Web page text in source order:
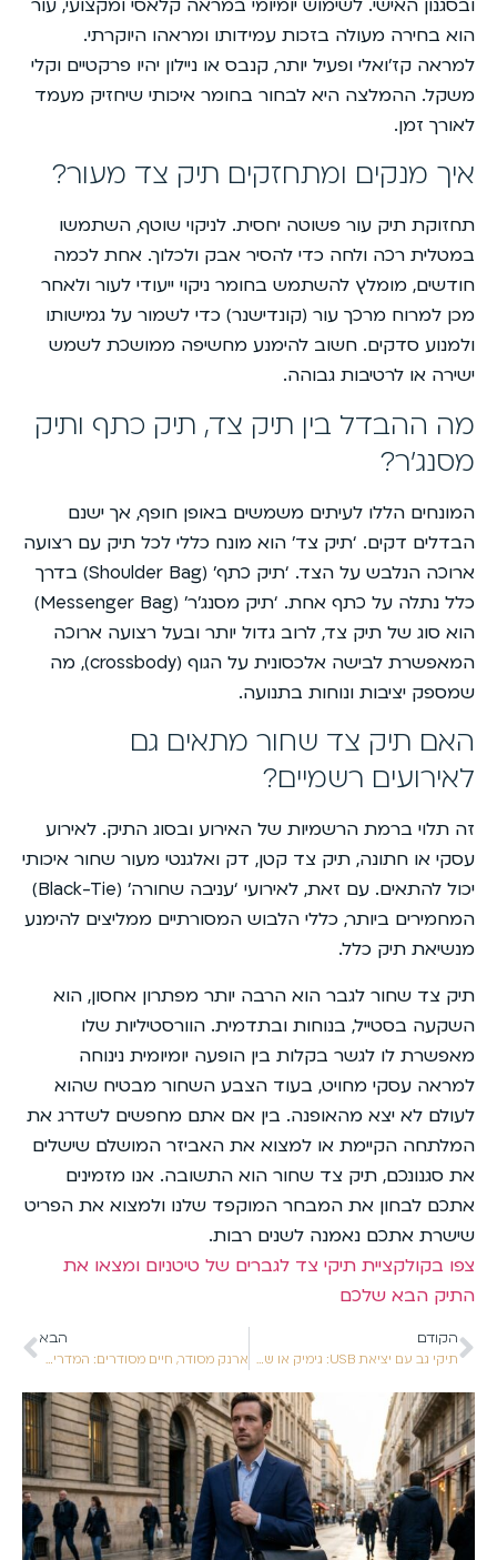
ובסגנון האישי. לשימוש יומיומי במראה קלאסי ומקצועי, עור
הוא בחירה מעולה בזכות עמידותו ומראהו היוקרתי.
למראה קז’ואלי ופעיל יותר, קנבס או ניילון יהיו פרקטיים וקלי
משקל. ההמלצה היא לבחור בחומר איכותי שיחזיק מעמד
לאורך זמן.
איך מנקים ומתחזקים תיק צד מעור?
תחזוקת תיק עור פשוטה יחסית. לניקוי שוטף, השתמשו
במטלית רכה ולחה כדי להסיר אבק ולכלוך. אחת לכמה
חודשים, מומלץ להשתמש בחומר ניקוי ייעודי לעור ולאחר
מכן למרוח מרכך עור (קונדישנר) כדי לשמור על גמישותו
ולמנוע סדקים. חשוב להימנע מחשיפה ממושכת לשמש
ישירה או לרטיבות גבוהה.
מה ההבדל בין תיק צד, תיק כתף ותיק
מסנג’ר?
המונחים הללו לעיתים משמשים באופן חופף, אך ישנם
הבדלים דקים. ‘תיק צד’ הוא מונח כללי לכל תיק עם רצועה
ארוכה הנלבש על הצד. ‘תיק כתף’ (Shoulder Bag) בדרך
כלל נתלה על כתף אחת. ‘תיק מסנג’ר’ (Messenger Bag)
הוא סוג של תיק צד, לרוב גדול יותר ובעל רצועה ארוכה
המאפשרת לבישה אלכסונית על הגוף (crossbody), מה
שמספק יציבות ונוחות בתנועה.
האם תיק צד שחור מתאים גם
לאירועים רשמיים?
זה תלוי ברמת הרשמיות של האירוע ובסוג התיק. לאירוע
עסקי או חתונה, תיק צד קטן, דק ואלגנטי מעור שחור איכותי
יכול להתאים. עם זאת, לאירועי ‘עניבה שחורה’ (Black-Tie)
המחמירים ביותר, כללי הלבוש המסורתיים ממליצים להימנע
מנשיאת תיק כלל.
תיק צד שחור לגבר הוא הרבה יותר מפתרון אחסון, הוא
השקעה בסטייל, בנוחות ובתדמית. הוורסטיליות שלו
מאפשרת לו לגשר בקלות בין הופעה יומיומית נינוחה
למראה עסקי מחויט, בעוד הצבע השחור מבטיח שהוא
לעולם לא יצא מהאופנה. בין אם אתם מחפשים לשדרג את
המלתחה הקיימת או למצוא את האביזר המושלם שישלים
את סגנונכם, תיק צד שחור הוא התשובה. אנו מזמינים
אתכם לבחון את המבחר המוקפד שלנו ולמצוא את הפריט
שישרת אתכם נאמנה לשנים רבות.
צפו בקולקציית תיקי צד לגברים של טיטניום ומצאו את
התיק הבא שלכם
הקודם
תיקי גב עם יציאת USB: גימיק או שדרוג חיוני?
הבא
ארנק מסודר, חיים מסודרים: המדריך המלא לארגון כרטיסים יעיל